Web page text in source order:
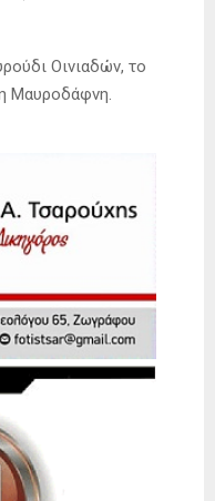
Οινιαδών, το
Μαυροδάφνη.